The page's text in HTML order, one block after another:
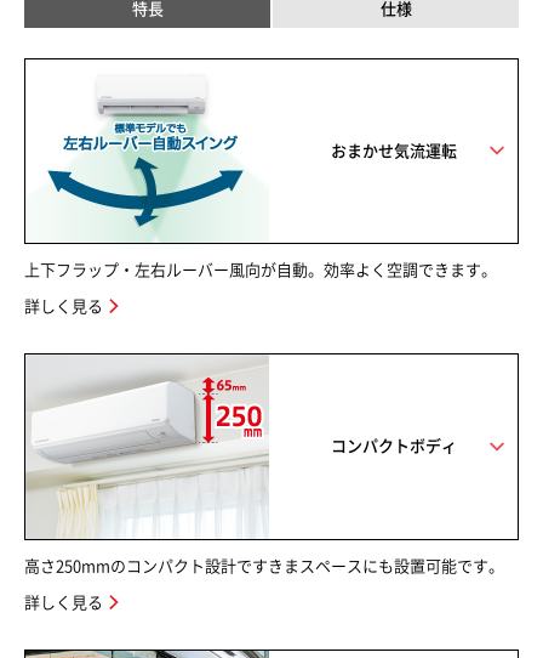
特長 仕様
おまかせ気流運転
上下フラップ・左右ルーバー風向が自動。効率よく空調できます。
詳しく見る
コンパクトボディ
高さ250mmのコンパクト設計ですきまスペースにも設置可能です。
詳しく見る